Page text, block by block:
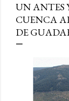
UN ANTES
CUENCA
DE